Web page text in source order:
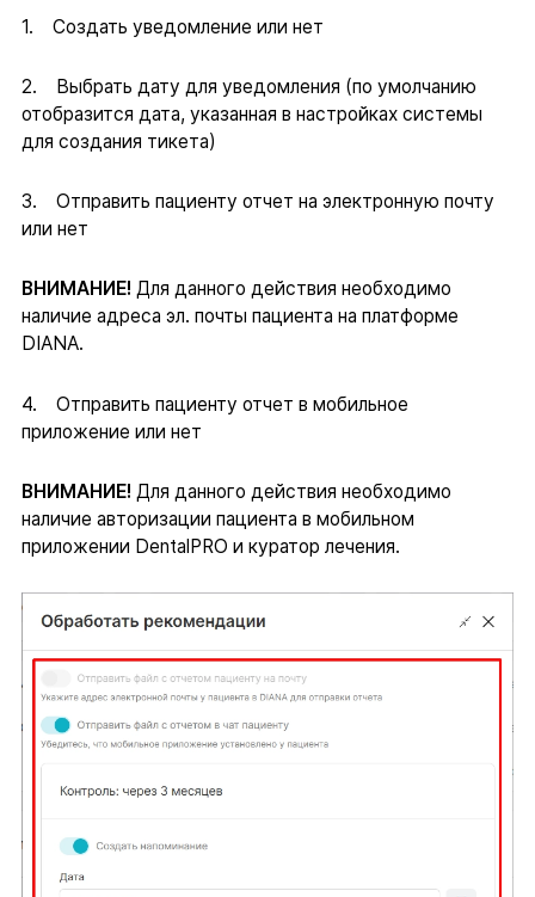
1. Создать уведомление или нет
2. Выбрать дату для уведомления (по умолчанию
отобразится дата, указанная в настройках системы
для создания тикета)
3. Отправить пациенту отчет на электронную почту
или нет
ВНИМАНИЕ! Для данного действия необходимо
наличие адреса эл. почты пациента на платформе
DIANA.
4. Отправить пациенту отчет в мобильное
приложение или нет
ВНИМАНИЕ! Для данного действия необходимо
наличие авторизации пациента в мобильном
приложении DentalPRO и куратор лечения.